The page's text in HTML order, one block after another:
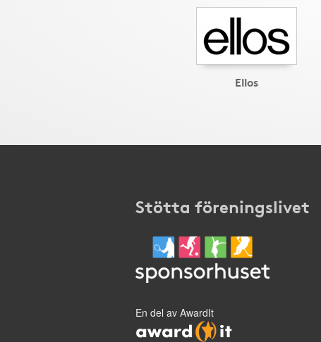
Ellos
Stötta föreningslivet
En del av AwardIt